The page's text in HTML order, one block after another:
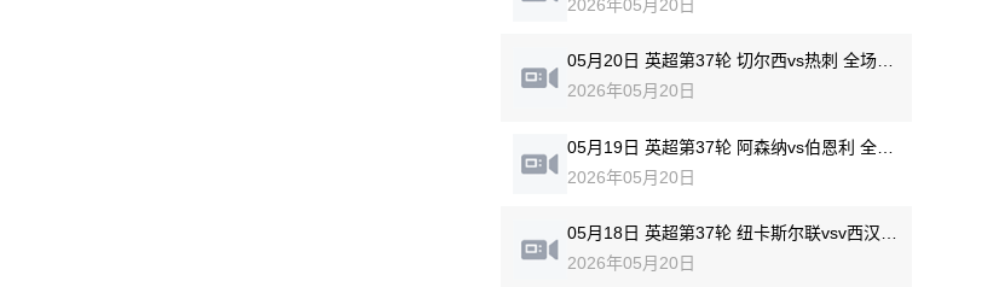
2026年05月20日
05月20日 英超第37轮 切尔西vs热刺 全场录像回放
2026年05月20日
2026年05月20日
2026年05月20日